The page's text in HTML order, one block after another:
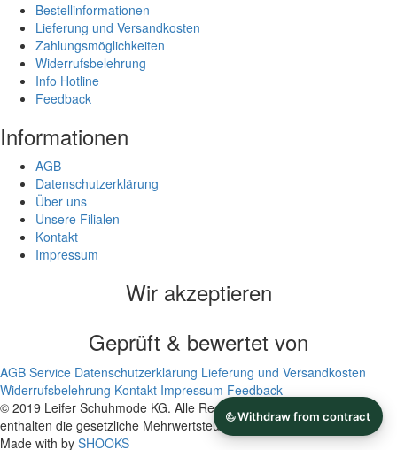
Bestellinformationen
Lieferung und Versandkosten
Zahlungsmöglichkeiten
Widerrufsbelehrung
Info Hotline
Feedback
Informationen
AGB
Datenschutzerklärung
Über uns
Unsere Filialen
Kontakt
Impressum
Wir akzeptieren
Geprüft & bewertet von
AGB Service Datenschutzerklärung Lieferung und Versandkosten
Widerrufsbelehrung Kontakt Impressum Feedback
© 2019 Leifer Schuhmode KG. Alle Rechte vorbehalten. Alle Preise
enthalten die gesetzliche Mehrwertsteuer.
Made with by SHOOKS